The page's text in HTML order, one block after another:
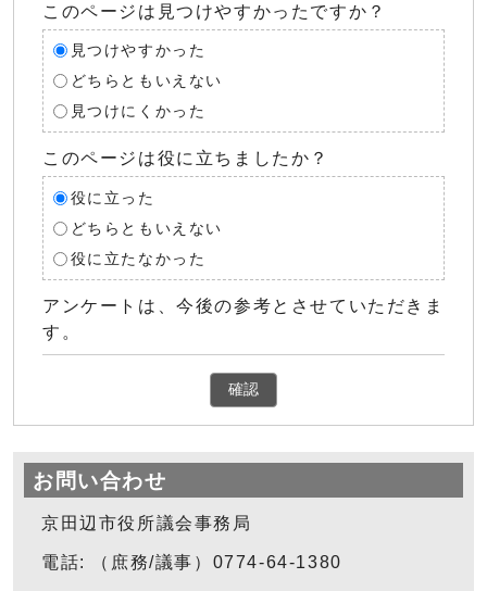
このページは見つけやすかったですか？
見つけやすかった
どちらともいえない
見つけにくかった
このページは役に立ちましたか？
役に立った
どちらともいえない
役に立たなかった
アンケートは、今後の参考とさせていただきま
す。
確認
お問い合わせ
京田辺市役所議会事務局
電話: （庶務/議事）0774-64-1380